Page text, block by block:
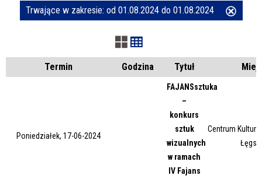
Szukana fraza
Kategoria
Trwające w zakresie: od 01.08.2024 do 01.08.2024
Termin Godzina Tytuł
Poniedziałek, 17-06-2024
FAJANSsztuka
–
konkurs
sztuk
wizualnych
w ramach
IV Fajans
Centrum Kultury